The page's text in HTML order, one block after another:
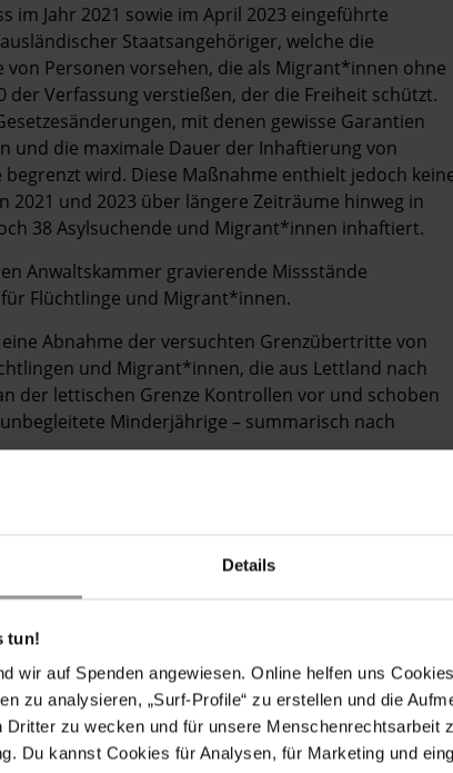
Details
tun!
wir auf Spenden angewiesen. Online helfen uns
zu analysieren, „Surf-Profile“ zu erstellen und die
Dritter zu wecken und für unsere Menschenrechtsarbeit
Du kannst Cookies für Analysen, für Marketing und
im Jahr 2021 sowie im April 2023 eingeführte
Staatsangehöriger, welche die
Personen vorsehen, die als Migrant*innen ohne
Verfassung verstießen, der die Freiheit schützt.
mit denen gewisse Garantien
und die maximale Dauer der Inhaftierung von
wird. Diese Maßnahme enthielt jedoch
und 2023 über längere Zeiträume hinweg in
38 Asylsuchende und Migrant*innen inhaftiert.
Anwaltskammer gravierende Missstände
Flüchtlinge und Migrant*innen.
Abnahme der versuchten Grenzübertritte von
und Migrant*innen, die aus Lettland nach
der lettischen Grenze Kontrollen vor und schoben
Minderjährige – summarisch nach
insgesamt 1.654 in Litauen ansässige
Bedrohung für die nationale Sicherheit Litauens.
die Ansichten der Betroffenen zum russischen
Folge wurde zahlreichen russischen und
Asyl, die Ausstellung von Visa, die Verlängerung
litauischen Staatsangehörigkeit verweigert. Im
belarussische Aktivistin, zu einer Bedrohung
abgelehnt, sodass sie lediglich mit einer befristeten